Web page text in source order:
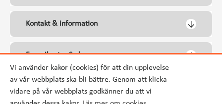
Vi använder kakor (cookies) för att din upplevelse
av vår webbplats ska bli bättre. Genom att klicka
vidare på vår webbplats godkänner du att vi
Kontakt & information
Energikontor Syd